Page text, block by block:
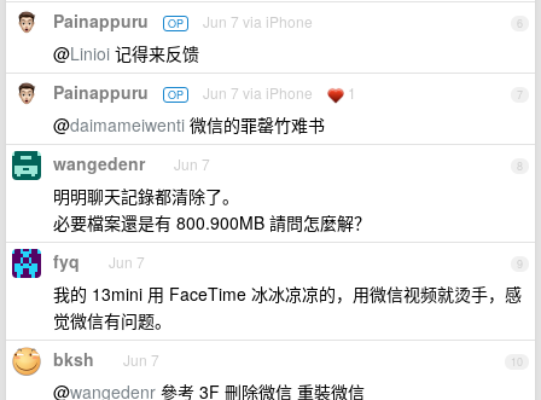
6
Painappuru OP Jun 7 via iPhone
@Linioi 记得来反馈
7
Painappuru OP Jun 7 via iPhone 1
@daimameiwenti 微信的罪罄竹难书
8
wangedenr Jun 7
明明聊天記錄都清除了。
必要檔案還是有 800.900MB 請問怎麼解？
9
fyq Jun 7
我的 13mini 用 FaceTime 冰冰凉凉的，用微信视频就烫手，感
觉微信有问题。
10
bksh Jun 7
@wangedenr 參考 3F 刪除微信 重裝微信